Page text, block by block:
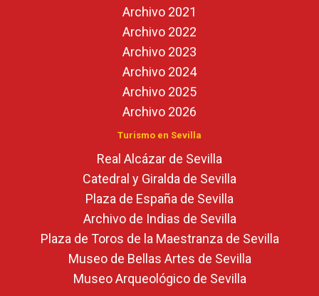
Archivo 2021
Archivo 2022
Archivo 2023
Archivo 2024
Archivo 2025
Archivo 2026
Turismo en Sevilla
Real Alcázar de Sevilla
Catedral y Giralda de Sevilla
Plaza de España de Sevilla
Archivo de Indias de Sevilla
Plaza de Toros de la Maestranza de Sevilla
Museo de Bellas Artes de Sevilla
Museo Arqueológico de Sevilla